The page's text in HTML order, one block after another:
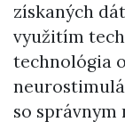
získaných
využitím
technológia
so správnym